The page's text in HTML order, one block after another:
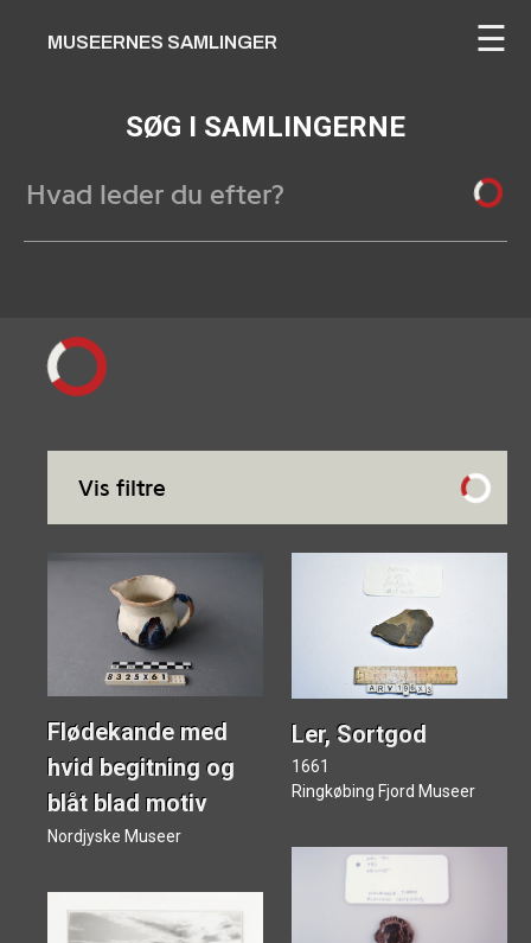
MUSEERNES SAMLINGER ☰
SØG I SAMLINGERNE
Vis filtre
Museum
Kunstner
Periode
Flødekande med
hvid begitning og
blåt blad motiv
Nordjyske Museer
Ler, Sortgod
1661
Ringkøbing Fjord Museer